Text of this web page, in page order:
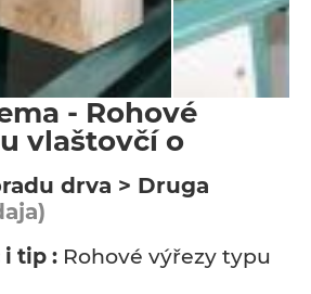
- Rohové
vlaštovčí o
drva > Druga
i tip : Rohové výřezy typu